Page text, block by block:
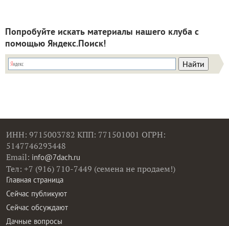
Попробуйте искать материалы нашего клуба с
помощью Яндекс.Поиск!
ИНН: 9715003782 КПП: 771501001 ОГРН:
5147746293448
Email: info@7dach.ru
Тел: +7 (916) 710-7449 (семена не продаем!)
Главная страница
Сейчас публикуют
Сейчас обсуждают
Дачные вопросы